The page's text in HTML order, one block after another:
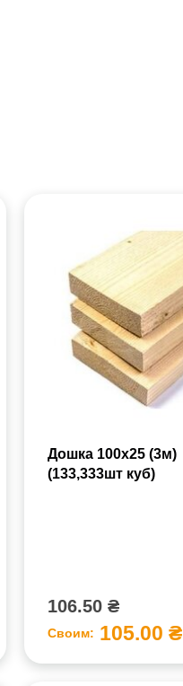
Дошка 100х25 (3м)
(133,333шт куб)
106.50 ₴
Своим: 105.00 ₴